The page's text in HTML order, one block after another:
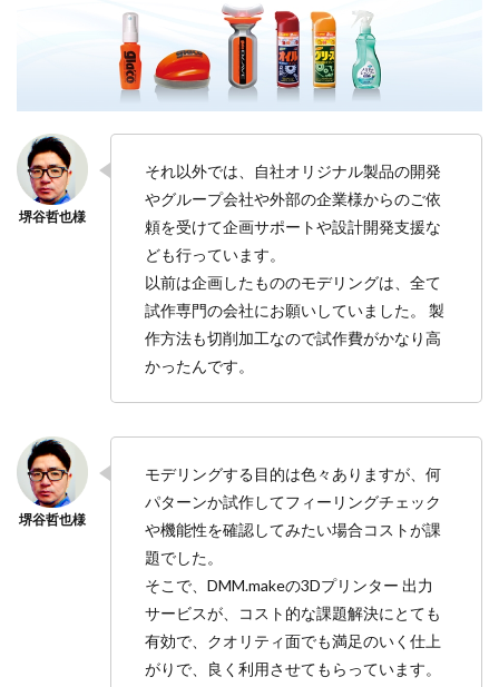
それ以外では、自社オリジナル製品の開発
やグループ会社や外部の企業様からのご依
頼を受けて企画サポートや設計開発支援な
ども行っています。
以前は企画したもののモデリングは、全て
試作専門の会社にお願いしていました。 製
作方法も切削加工なので試作費がかなり高
かったんです。
モデリングする目的は色々ありますが、何
パターンか試作してフィーリングチェック
や機能性を確認してみたい場合コストが課
題でした。
そこで、DMM.makeの3Dプリンター 出力
サービスが、コスト的な課題解決にとても
有効で、クオリティ面でも満足のいく仕上
がりで、良く利用させてもらっています。